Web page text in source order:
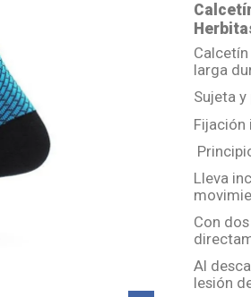
larga
Sujeta
Fijación
Lleva
Con
Al
lesión